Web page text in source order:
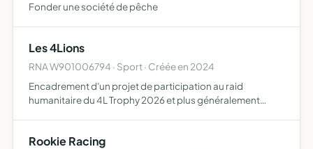
Fonder une société de pêche
Les 4Lions
RNA W901006794 · Sport · Créée en 2024
Encadrement d'un projet de participation au raid
humanitaire du 4L Trophy 2026 et plus généralement
ou susc…
Rookie Racing